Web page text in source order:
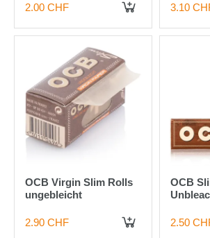
2.00 CHF 3.10
OCB Virgin Slim Rolls
ungebleicht
2.90 CHF
OCB
2.50